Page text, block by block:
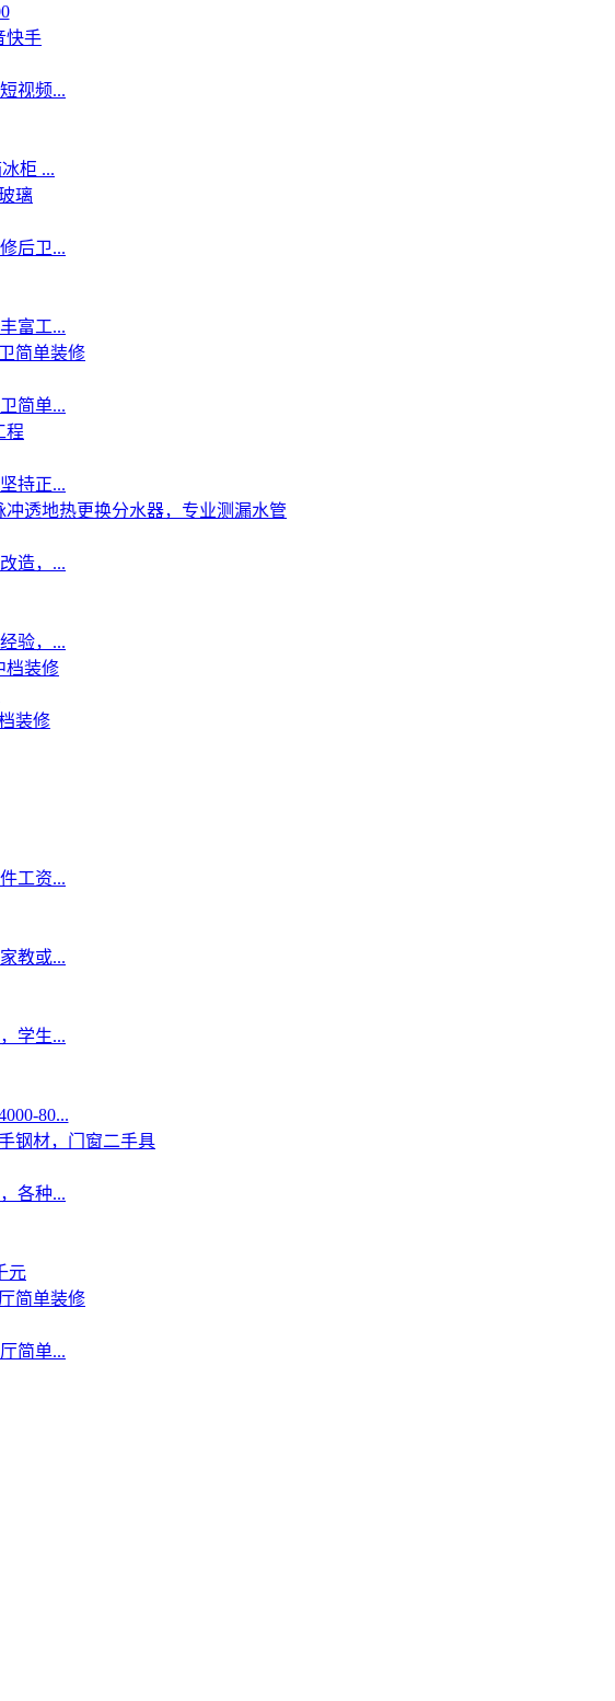
视频...
柜 ...
后卫...
富工...
简单...
持正...
造，...
验，...
装修
工资...
教或...
学生...
80...
各种...
元
简单...